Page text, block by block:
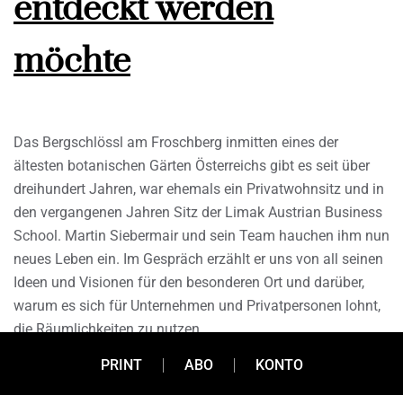
entdeckt werden
möchte
Das Bergschlössl am Froschberg inmitten eines der
ältesten botanischen Gärten Österreichs gibt es seit über
dreihundert Jahren, war ehemals ein Privatwohnsitz und in
den vergangenen Jahren Sitz der Limak Austrian Business
School. Martin Siebermair und sein Team hauchen ihm nun
neues Leben ein. Im Gespräch erzählt er uns von all seinen
Ideen und Visionen für den besonderen Ort und darüber,
warum es sich für Unternehmen und Privatpersonen lohnt,
die Räumlichkeiten zu nutzen.
PRINT ABO KONTO